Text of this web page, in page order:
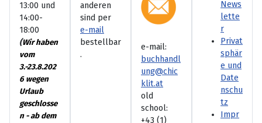
13:00 und
14:00-
18:00
(Wir haben
vom
3.-23.8.202
6 wegen
Urlaub
geschlosse
n - ab dem
anderen
sind per
e-mail
bestellbar
.
e-mail:
buchhandl
ung@chic
klit.at
old
school:
+43 (1)
News
lette
r
Privat
sphär
e und
Date
nschu
tz
Impr